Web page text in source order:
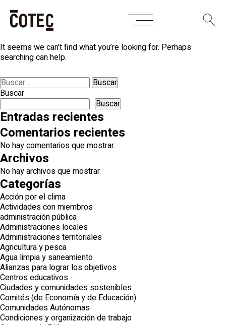
SkipNothing Found
It seems we can’t find what you’re looking for. Perhaps
searching can help.
Buscar:
Buscar
Buscar
Entradas recientes
Comentarios recientes
No hay comentarios que mostrar.
Archivos
No hay archivos que mostrar.
Categorías
Acción por el clima
Actividades con miembros
administración pública
Administraciones locales
Administraciones territoriales
Agricultura y pesca
Agua limpia y saneamiento
Alianzas para lograr los objetivos
Centros educativos
Ciudades y comunidades sostenibles
Comités (de Economía y de Educación)
Comunidades Autónomas
Condiciones y organización de trabajo